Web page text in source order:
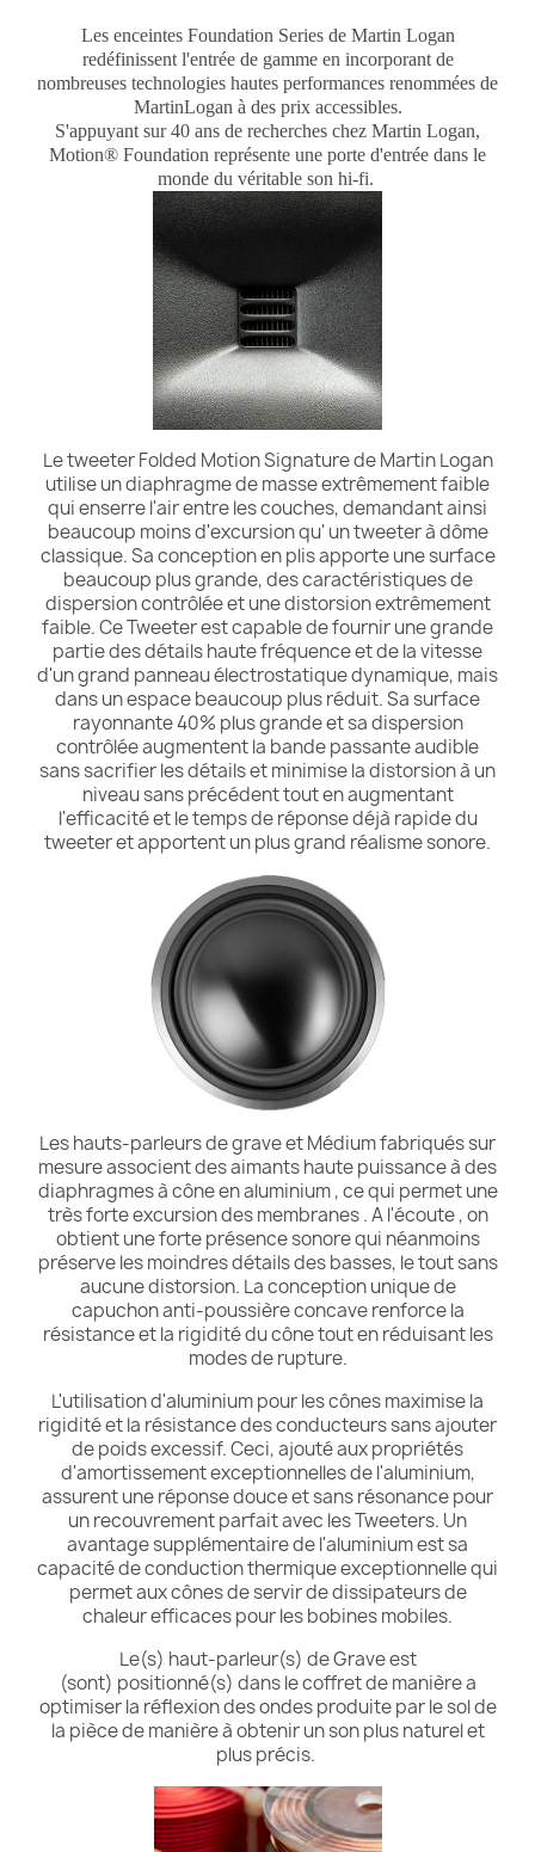
Les enceintes Foundation Series de Martin Logan
redéfinissent l'entrée de gamme en incorporant de
nombreuses technologies hautes performances renommées de
MartinLogan à des prix accessibles.
S'appuyant sur 40 ans de recherches chez Martin Logan,
Motion® Foundation représente une porte d'entrée dans le
monde du véritable son hi-fi.
Le tweeter Folded Motion Signature de Martin Logan
utilise un diaphragme de masse extrêmement faible
qui enserre l'air entre les couches, demandant ainsi
beaucoup moins d'excursion qu' un tweeter à dôme
classique. Sa conception en plis apporte une surface
beaucoup plus grande, des caractéristiques de
dispersion contrôlée et une distorsion extrêmement
faible. Ce Tweeter est capable de fournir une grande
partie des détails haute fréquence et de la vitesse
d'un grand panneau électrostatique dynamique, mais
dans un espace beaucoup plus réduit. Sa surface
rayonnante 40% plus grande et sa dispersion
contrôlée augmentent la bande passante audible
sans sacrifier les détails et minimise la distorsion à un
niveau sans précédent tout en augmentant
l'efficacité et le temps de réponse déjà rapide du
tweeter et apportent un plus grand réalisme sonore.
Les hauts-parleurs de grave et Médium fabriqués sur
mesure associent des aimants haute puissance à des
diaphragmes à cône en aluminium , ce qui permet une
très forte excursion des membranes . A l'écoute , on
obtient une forte présence sonore qui néanmoins
préserve les moindres détails des basses, le tout sans
aucune distorsion. La conception unique de
capuchon anti-poussière concave renforce la
résistance et la rigidité du cône tout en réduisant les
modes de rupture.
L'utilisation d'aluminium pour les cônes maximise la
rigidité et la résistance des conducteurs sans ajouter
de poids excessif. Ceci, ajouté aux propriétés
d'amortissement exceptionnelles de l'aluminium,
assurent une réponse douce et sans résonance pour
un recouvrement parfait avec les Tweeters. Un
avantage supplémentaire de l'aluminium est sa
capacité de conduction thermique exceptionnelle qui
permet aux cônes de servir de dissipateurs de
chaleur efficaces pour les bobines mobiles.
Le(s) haut-parleur(s) de Grave est
(sont) positionné(s) dans le coffret de manière a
optimiser la réflexion des ondes produite par le sol de
la pièce de manière à obtenir un son plus naturel et
plus précis.